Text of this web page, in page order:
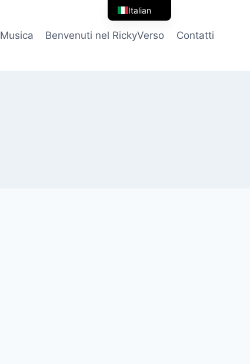
Musica Benvenuti nel RickyVerso Contatti
Italian
English